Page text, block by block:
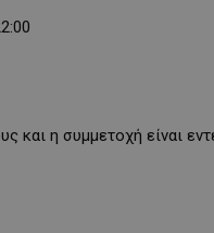
και η συμμετοχή είναι